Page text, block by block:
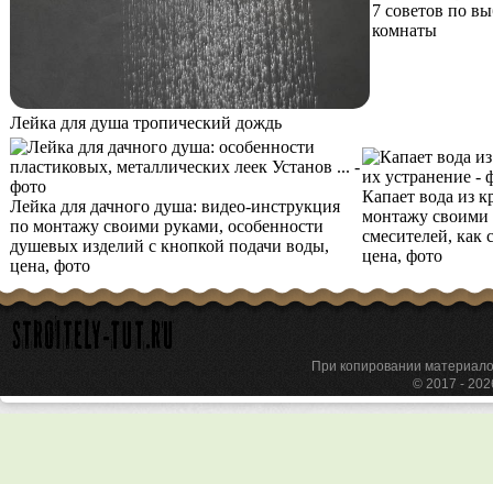
Лейка для душа тропический дождь
7 советов по
комнаты
Лейка для дачного душа: видео-инструкция
по монтажу своими руками, особенности
душевых изделий с кнопкой подачи воды,
цена, фото
Капает вода из
монтажу своими
смесителей, как
цена, фото
При копировании
© 2017 -